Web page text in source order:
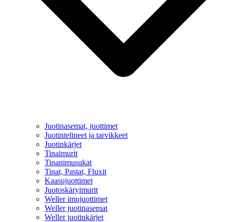
Juotinasemat, juottimet
Juotintelineet ja tarvikkeet
Juotinkärjet
Tinaimurit
Tinanimusukat
Tinat, Pastat, Fluxit
Kaasujuottimet
Juotoskäryimurit
Weller imujuottimet
Weller juotinasemat
Weller juotinkärjet